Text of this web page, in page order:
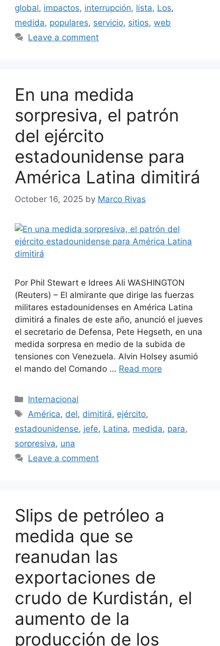
global, impactos, interrupción, lista, Los,
medida, populares, servicio, sitios, web
Leave a comment
En una medida
sorpresiva, el patrón
del ejército
estadounidense para
América Latina dimitirá
October 16, 2025 by Marco Rivas
Por Phil Stewart e Idrees Ali WASHINGTON
(Reuters) – El almirante que dirige las fuerzas
militares estadounidenses en América Latina
dimitirá a finales de este año, anunció el jueves
el secretario de Defensa, Pete Hegseth, en una
medida sorpresa en medio de la subida de
tensiones con Venezuela. Alvin Holsey asumió
el mando del Comando … Read more
Categories
Internacional
Tags
América, del, dimitirá, ejército,
estadounidense, jefe, Latina, medida, para,
sorpresiva, una
Leave a comment
Slips de petróleo a
medida que se
reanudan las
exportaciones de
crudo de Kurdistán, el
aumento de la
producción de los